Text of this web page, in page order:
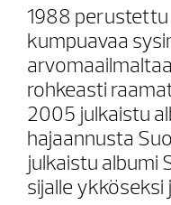
1988 perustettu
kumpuavaa
rohkeasti
2005 julkaistu
hajaannusta
julkaistu albumi
sijalle ykköseksi